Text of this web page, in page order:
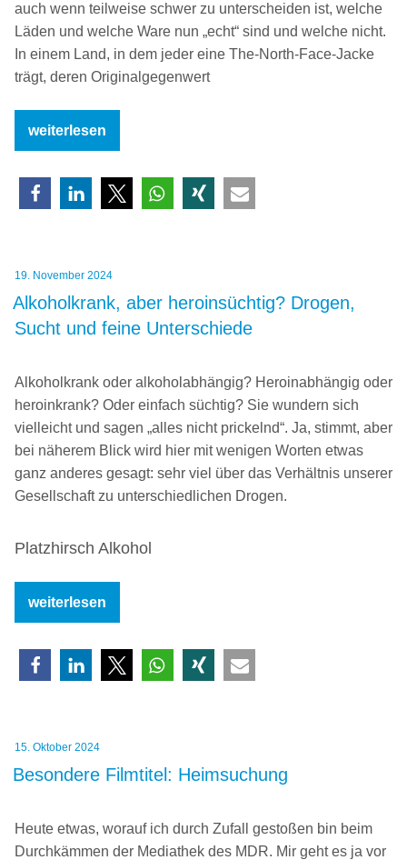
auch wenn teilweise schwer zu unterscheiden ist, welche
Läden und welche Ware nun „echt“ sind und welche nicht.
In einem Land, in dem jeder eine The-North-Face-Jacke
trägt, deren Originalgegenwert
„Exkursion:
Marken
in
Aserbaidschan“
weiterlesen
Veröffentlicht
am
19. November 2024
Alkoholkrank, aber heroinsüchtig? Drogen,
Sucht und feine Unterschiede
Alkoholkrank oder alkoholabhängig? Heroinabhängig oder
heroinkrank? Oder einfach süchtig? Sie wundern sich
vielleicht und sagen „alles nicht prickelnd“. Ja, stimmt, aber
bei näherem Blick wird hier mit wenigen Worten etwas
ganz anderes gesagt: sehr viel über das Verhältnis unserer
Gesellschaft zu unterschiedlichen Drogen.
Platzhirsch Alkohol
„Alkoholkrank,
aber
heroinsüchtig?
Drogen,
weiterlesen
Veröffentlicht
am
15. Oktober 2024
Besondere Filmtitel: Heimsuchung
Heute etwas, worauf ich durch Zufall gestoßen bin beim
Durchkämmen der Mediathek des MDR. Mir geht es ja vor